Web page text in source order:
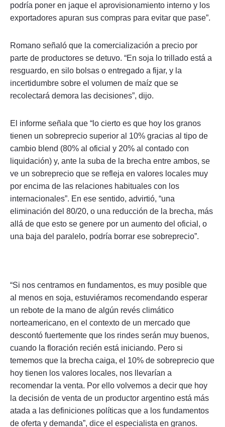
podría poner en jaque el aprovisionamiento interno y los
exportadores apuran sus compras para evitar que pase”.
Romano señaló que la comercialización a precio por
parte de productores se detuvo. “En soja lo trillado está a
resguardo, en silo bolsas o entregado a fijar, y la
incertidumbre sobre el volumen de maíz que se
recolectará demora las decisiones”, dijo.
El informe señala que “lo cierto es que hoy los granos
tienen un sobreprecio superior al 10% gracias al tipo de
cambio blend (80% al oficial y 20% al contado con
liquidación) y, ante la suba de la brecha entre ambos, se
ve un sobreprecio que se refleja en valores locales muy
por encima de las relaciones habituales con los
internacionales”. En ese sentido, advirtió, “una
eliminación del 80/20, o una reducción de la brecha, más
allá de que esto se genere por un aumento del oficial, o
una baja del paralelo, podría borrar ese sobreprecio”.
“Si nos centramos en fundamentos, es muy posible que
al menos en soja, estuviéramos recomendando esperar
un rebote de la mano de algún revés climático
norteamericano, en el contexto de un mercado que
descontó fuertemente que los rindes serán muy buenos,
cuando la floración recién está iniciando. Pero si
tememos que la brecha caiga, el 10% de sobreprecio que
hoy tienen los valores locales, nos llevarían a
recomendar la venta. Por ello volvemos a decir que hoy
la decisión de venta de un productor argentino está más
atada a las definiciones políticas que a los fundamentos
de oferta y demanda”, dice el especialista en granos.